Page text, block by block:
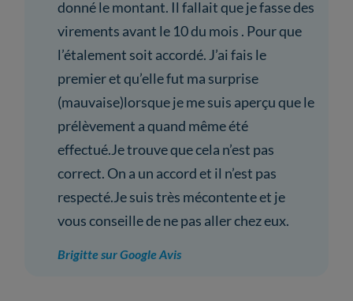
donné le montant. Il fallait que je fasse des
virements avant le 10 du mois . Pour que
l’étalement soit accordé. J’ai fais le
premier et qu’elle fut ma surprise
(mauvaise)lorsque je me suis aperçu que le
prélèvement a quand même été
effectué.Je trouve que cela n’est pas
correct. On a un accord et il n’est pas
respecté.Je suis très mécontente et je
vous conseille de ne pas aller chez eux.
Brigitte sur Google Avis